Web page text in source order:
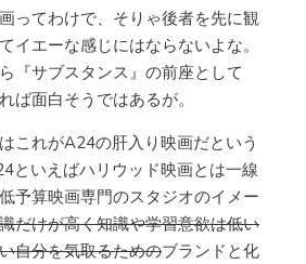
ってわけで、そりゃ後者を先に観
イエーな感じにはならないよな。
『サブスタンス』の前座として
ば面白そうではあるが。
これがA24の肝入り映画だという
といえばハリウッド映画とは一線
予算映画専門のスタジオのイメー
だけが高く知識や学習意欲は低い
自分を気取るためのブランドと化